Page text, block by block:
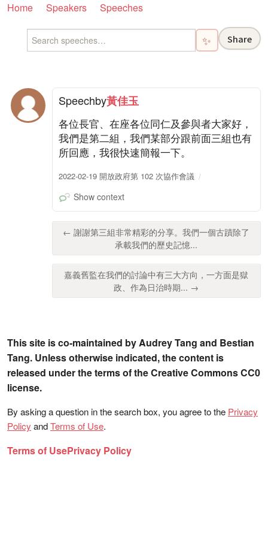
Home Speakers Speeches
✨ Share
Speechby黃佳玉
各位長官、在座各位同仁及參與者大家好，
我們是第二組，我們某部分跟前面三組也有
所回應，我很快速簡報一下。
2022-02-19 開放政府第 102 次協作會議
Show context
← 謝謝第三組非常精彩的分享。我們一個古蹟除了
承載我們的歷史記憶...
嘉義舊監在我們的討論中有三大方向，一方面是獄
政、作為日治時期... →
This site is co-maintained by Audrey Tang and Bestian
Tang. Unless otherwise indicated, the content is
released under the terms of the Creative Commons CC0
license.
By asking a question in the search box, you agree to the Privacy
Policy andTerms of Use.
Terms of UsePrivacy Policy